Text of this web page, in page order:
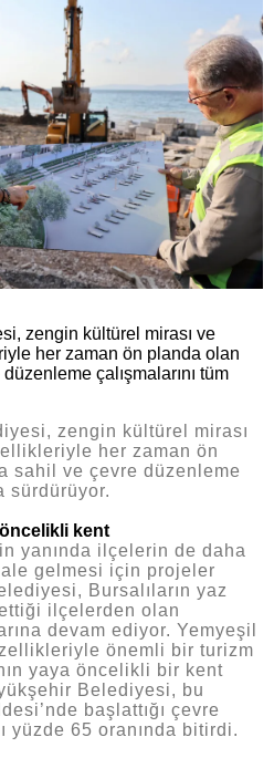
zengin kültürel mirası ve
her zaman ön planda olan
çalışmalarını tüm
zengin kültürel mirası
her zaman ön
sahil ve çevre düzenleme
sürdürüyor.
kent
yanında ilçelerin de daha
gelmesi için projeler
Bursalıların yaz
ilçelerden olan
devam ediyor. Yemyeşil
önemli bir turizm
yaya öncelikli bir kent
Belediyesi, bu
başlattığı çevre
yüzde 65 oranında bitirdi.